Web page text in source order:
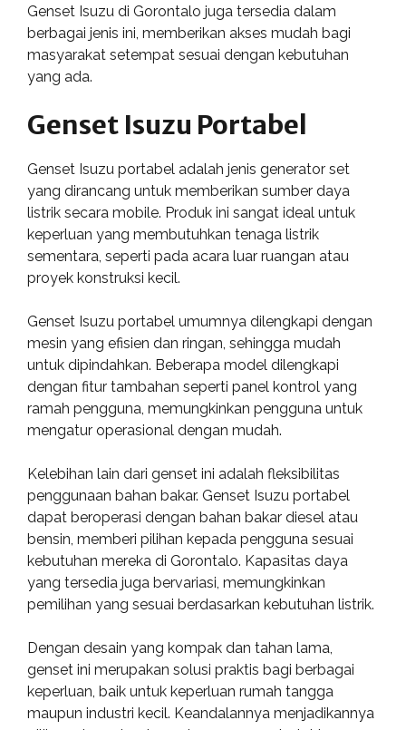
Genset Isuzu di Gorontalo juga tersedia dalam
berbagai jenis ini, memberikan akses mudah bagi
masyarakat setempat sesuai dengan kebutuhan
yang ada.
Genset Isuzu Portabel
Genset Isuzu portabel adalah jenis generator set
yang dirancang untuk memberikan sumber daya
listrik secara mobile. Produk ini sangat ideal untuk
keperluan yang membutuhkan tenaga listrik
sementara, seperti pada acara luar ruangan atau
proyek konstruksi kecil.
Genset Isuzu portabel umumnya dilengkapi dengan
mesin yang efisien dan ringan, sehingga mudah
untuk dipindahkan. Beberapa model dilengkapi
dengan fitur tambahan seperti panel kontrol yang
ramah pengguna, memungkinkan pengguna untuk
mengatur operasional dengan mudah.
Kelebihan lain dari genset ini adalah fleksibilitas
penggunaan bahan bakar. Genset Isuzu portabel
dapat beroperasi dengan bahan bakar diesel atau
bensin, memberi pilihan kepada pengguna sesuai
kebutuhan mereka di Gorontalo. Kapasitas daya
yang tersedia juga bervariasi, memungkinkan
pemilihan yang sesuai berdasarkan kebutuhan listrik.
Dengan desain yang kompak dan tahan lama,
genset ini merupakan solusi praktis bagi berbagai
keperluan, baik untuk keperluan rumah tangga
maupun industri kecil. Keandalannya menjadikannya